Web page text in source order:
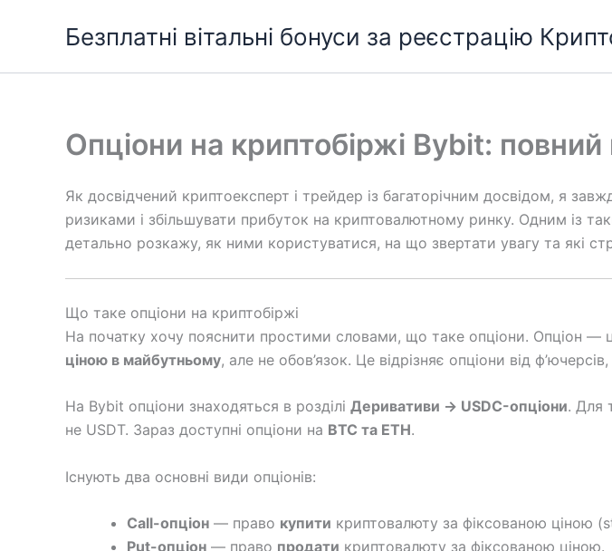
Безплатні вітальні бонуси за реєстрацію
Опціони на криптобіржі Bybit:
Як досвідчений криптоексперт і трейдер із багаторічним досвідом, я
ризиками і збільшувати прибуток на криптовалютному ринку. Одним із
детально розкажу, як ними користуватися, на що звертати увагу та які
Що таке опціони на криптобіржі
На початку хочу пояснити простими словами, що таке опціони. Опціон —
ціною в майбутньому, але не обов’язок. Це відрізняє опціони від
На Bybit опціони знаходяться в розділі Деривативи → USDC-опціони. Для
не USDT. Зараз доступні опціони на BTC та ETH.
Існують два основні види опціонів:
Call-опціон — право купити криптовалюту за фіксованою ціною
Put-опціон — право продати криптовалюту за фіксованою ціною.